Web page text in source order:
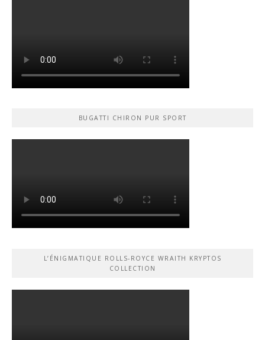
BUGATTI CHIRON PUR SPORT
L’ÉNIGMATIQUE ROLLS-ROYCE WRAITH KRYPTOS
COLLECTION